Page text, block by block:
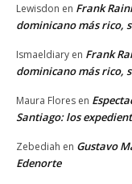
Lewisdon en Frank
dominicano más rico,
Ismaeldiary en Frank
dominicano más rico,
Maura Flores en
Santiago: los
Zebediah en Gustavo
Edenorte